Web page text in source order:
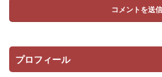
プロフィール